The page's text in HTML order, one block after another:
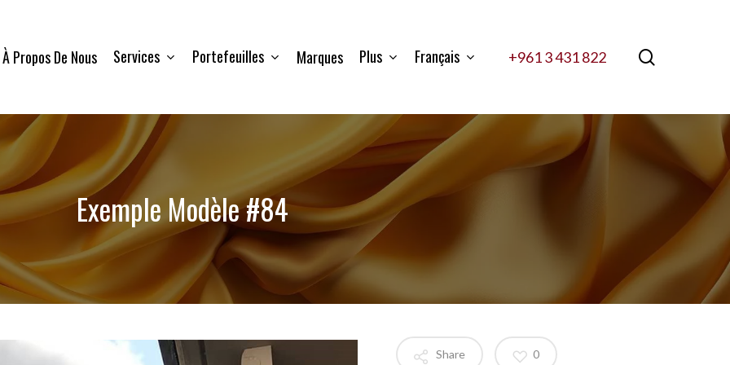
À Propos De Nous Services Portefeuilles Marques Plus Français +961 3 431 822
Exemple Modèle #84
Share 0